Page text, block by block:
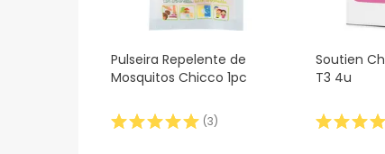
Pulseira Repelente de
Mosquitos Chicco 1pc
(3)
Soutien
T3 4u